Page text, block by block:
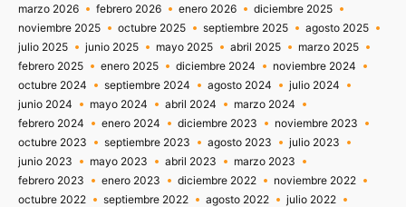
marzo 2026
febrero 2026 enero 2026
diciembre 2025
noviembre 2025
octubre 2025 septiembre 2025
agosto 2025
julio 2025
junio 2025 mayo 2025 abril 2025
marzo 2025
febrero 2025
enero 2025 diciembre 2024
noviembre 2024
octubre 2024
septiembre 2024 agosto 2024
julio 2024
junio 2024
mayo 2024 abril 2024
marzo 2024
febrero 2024
enero 2024 diciembre 2023
noviembre 2023
octubre 2023
septiembre 2023 agosto 2023
julio 2023
junio 2023
mayo 2023 abril 2023
marzo 2023
febrero 2023
enero 2023 diciembre 2022
noviembre 2022
octubre 2022
septiembre 2022 agosto 2022
julio 2022